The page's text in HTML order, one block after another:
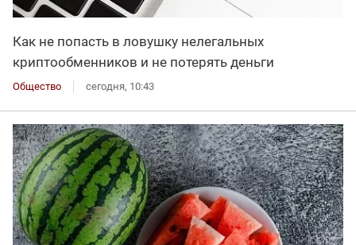
Как не попасть в ловушку нелегальных
криптообменников и не потерять деньги
Общество сегодня, 10:43